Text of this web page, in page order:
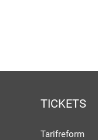
TICKETS
Tarifreform